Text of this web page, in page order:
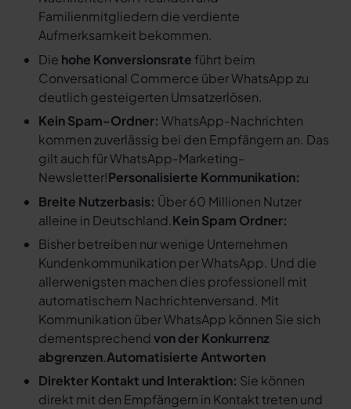
Familienmitgliedern die verdiente
Aufmerksamkeit bekommen.
Die hohe Konversionsrate führt beim
Conversational Commerce über WhatsApp zu
deutlich gesteigerten Umsatzerlösen.
Kein Spam-Ordner: WhatsApp-Nachrichten
kommen zuverlässig bei den Empfängern an. Das
gilt auch für WhatsApp-Marketing-
Newsletter!Personalisierte Kommunikation:
Breite Nutzerbasis: Über 60 Millionen Nutzer
alleine in Deutschland.Kein Spam Ordner:
Bisher betreiben nur wenige Unternehmen
Kundenkommunikation per WhatsApp. Und die
allerwenigsten machen dies professionell mit
automatischem Nachrichtenversand. Mit
Kommunikation über WhatsApp können Sie sich
dementsprechendvon der Konkurrenz
abgrenzen.Automatisierte Antworten
Direkter Kontakt und Interaktion: Sie können
direkt mit den Empfängern in Kontakt treten und